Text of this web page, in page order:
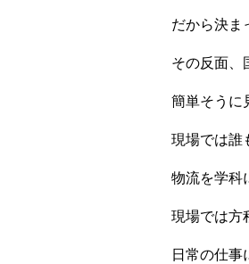
だから決ま
その反面、
簡単そうに
現場では誰
物流を学科
現場では方
日常の仕事